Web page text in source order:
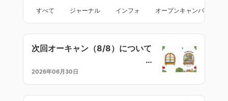
すべて ジャーナル インフォ オープンキャンパス
次回オーキャン（8/8）について
2026年06月30日